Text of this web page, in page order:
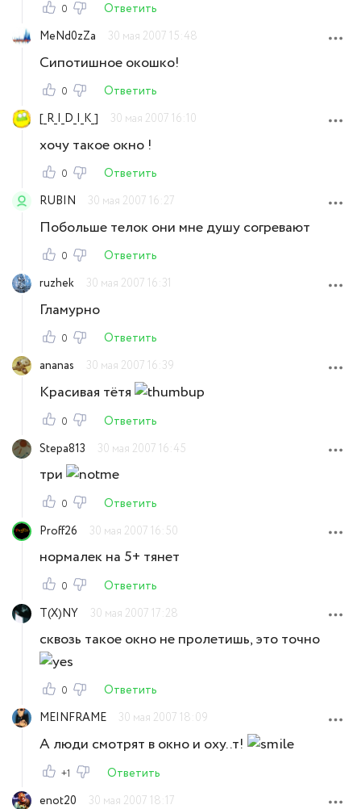
0
Ответить
MeNd0zZa
30 мая 2007 15:48
Сипотишное окошко!
0
Ответить
[_R_I_D_I_K_]
30 мая 2007 16:10
хочу такое окно !
0
Ответить
RUBIN
30 мая 2007 16:27
Побольше телок они мне душу согревают
0
Ответить
ruzhek
30 мая 2007 16:31
Гламурно
0
Ответить
ananas
30 мая 2007 16:39
Красивая тётя
0
Ответить
Stepa813
30 мая 2007 16:45
три
0
Ответить
Proff26
30 мая 2007 16:50
нормалек на 5+ тянет
0
Ответить
T(X)NY
30 мая 2007 17:28
сквозь такое окно не пролетишь, это точно
0
Ответить
MEINFRAME
30 мая 2007 18:09
А люди смотрят в окно и оху..т!
+1
Ответить
enot20
30 мая 2007 18:17